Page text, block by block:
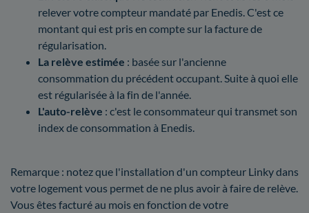
relever votre compteur mandaté par Enedis. C'est ce
montant qui est pris en compte sur la facture de
régularisation.
La relève estimée : basée sur l'ancienne
consommation du précédent occupant. Suite à quoi elle
est régularisée à la fin de l'année.
L'auto-relève : c'est le consommateur qui transmet son
index de consommation à Enedis.
Remarque : notez que l'installation d'un compteur Linky dans
votre logement vous permet de ne plus avoir à faire de relève.
Vous êtes facturé au mois en fonction de votre